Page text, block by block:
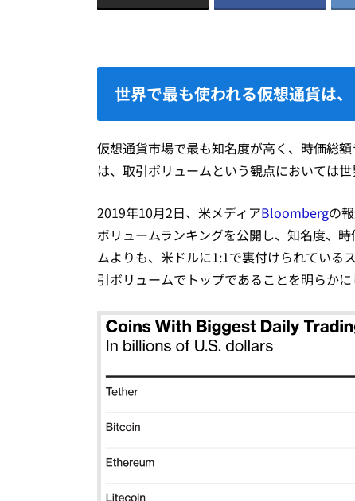
世界で最も使われる仮想通貨は
仮想通貨市場で最も知名度が高く、時価総
は、取引ボリュームという観点においては世
2019年10月2日、米メディアBloombergの
ボリュームランキングを公開し、知名度、
ムよりも、米ドルに1:1で裏付けられている
引ボリュームでトップであることを明らかに